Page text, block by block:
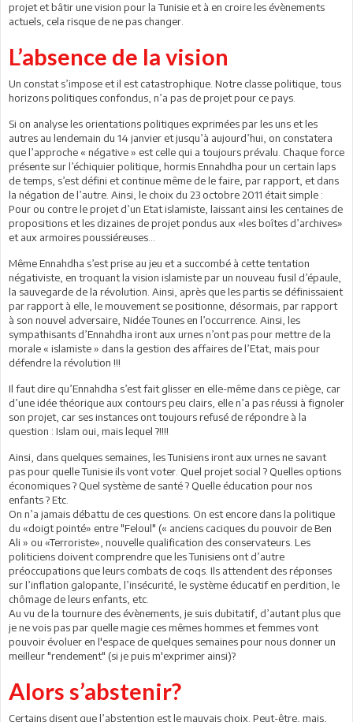
projet et bâtir une vision pour la Tunisie et à en croire les évènements
actuels, cela risque de ne pas changer.
L’absence de la vision
Un constat s’impose et il est catastrophique. Notre classe politique, tous
horizons politiques confondus, n’a pas de projet pour ce pays.
Si on analyse les orientations politiques exprimées par les uns et les
autres au lendemain du 14 janvier et jusqu’à aujourd’hui, on constatera
que l’approche « négative » est celle qui a toujours prévalu. Chaque force
présente sur l’échiquier politique, hormis Ennahdha pour un certain laps
de temps, s’est défini et continue même de le faire, par rapport, et dans
la négation de l’autre. Ainsi, le choix du 23 octobre 2011 était simple :
Pour ou contre le projet d’un Etat islamiste, laissant ainsi les centaines de
propositions et les dizaines de projet pondus aux «les boîtes d’archives»
et aux armoires poussiéreuses…
Même Ennahdha s’est prise au jeu et a succombé à cette tentation
négativiste, en troquant la vision islamiste par un nouveau fusil d’épaule,
la sauvegarde de la révolution. Ainsi, après que les partis se définissaient
par rapport à elle, le mouvement se positionne, désormais, par rapport
à son nouvel adversaire, Nidée Tounes en l’occurrence. Ainsi, les
sympathisants d’Ennahdha iront aux urnes n’ont pas pour mettre de la
morale « islamiste » dans la gestion des affaires de l’Etat, mais pour
défendre la révolution !!!
Il faut dire qu’Ennahdha s’est fait glisser en elle-même dans ce piège, car
d’une idée théorique aux contours peu clairs, elle n’a pas réussi à fignoler
son projet, car ses instances ont toujours refusé de répondre à la
question : Islam oui, mais lequel ?!!!!
Ainsi, dans quelques semaines, les Tunisiens iront aux urnes ne savant
pas pour quelle Tunisie ils vont voter. Quel projet social ? Quelles options
économiques ? Quel système de santé ? Quelle éducation pour nos
enfants ? Etc.
On n’a jamais débattu de ces questions. On est encore dans la politique
du «doigt pointé» entre "Feloul" (« anciens caciques du pouvoir de Ben
Ali » ou «Terroriste», nouvelle qualification des conservateurs. Les
politiciens doivent comprendre que les Tunisiens ont d’autre
préoccupations que leurs combats de coqs. Ils attendent des réponses
sur l’inflation galopante, l’insécurité, le système éducatif en perdition, le
chômage de leurs enfants, etc.
Au vu de la tournure des évènements, je suis dubitatif, d’autant plus que
je ne vois pas par quelle magie ces mêmes hommes et femmes vont
pouvoir évoluer en l'espace de quelques semaines pour nous donner un
meilleur "rendement" (si je puis m'exprimer ainsi)?
Alors s’abstenir?
Certains disent que l’abstention est le mauvais choix. Peut-être, mais,